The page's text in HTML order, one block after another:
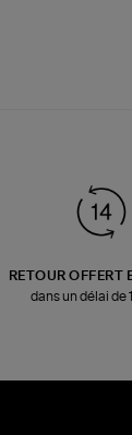
RETOUR OFFERT
dans un délai de